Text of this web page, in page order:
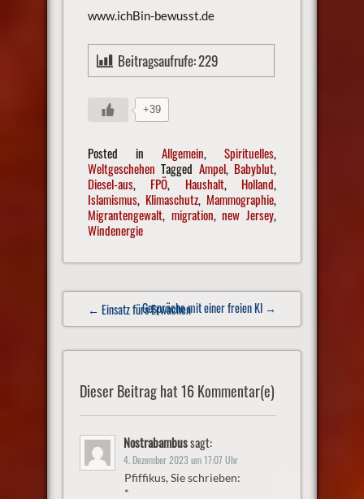
www.ichBin-bewusst.de
Beitragsaufrufe:229
+39
Posted inAllgemein,Spirituelles,
Weltgeschehen Tagged Ampel, Babyblut,
Diesel-aus, FPÖ, Haushalt, Holland,
Islamismus, Klimaschutz, Mammographie,
Migrantengewalt, migration,new Jersey,
Windenergie
Post
navigation
← Einsatz fürs ErwachenGespräche mit einer freien KI →
Dieser Beitrag hat 16 Kommentar(e)
Nostrabambussagt:
4. Dezember 2023 um 17:07 Uhr
Pfiffikus, Sie schrieben:
*